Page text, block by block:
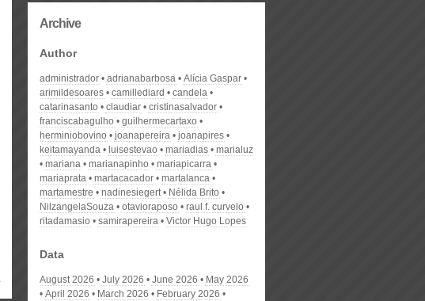
Archive
Author
administrador adrianabarbosa
Alícia Gaspar
arimildesoares
camillediard
candela
catarinasanto
claudiar
cristinasalvador
franciscabagulho
guilhermecartaxo
herminiobovino
joanapereira
joanapires
keitamayanda
luisestevao mariadias
marialuz
mariana
marianapinho
mariapicarra
mariaprata
martacacador
martalanca
martamestre
nadinesiegert
Nélida Brito
NilzangelaSouza
otavioraposo
raul f. curvelo
ritadamasio
samirapereira Victor Hugo Lopes
Data
August 2026 July 2026 June 2026
May 2026
April 2026
March 2026
February 2026